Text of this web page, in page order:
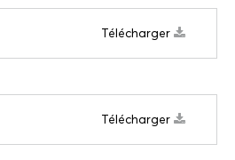
Télécharger
Télécharger